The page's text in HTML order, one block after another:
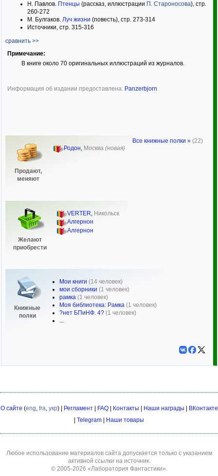
Н. Павлов. Птенцы (рассказ, иллюстрации П. Староносова), стр.
260-272
М. Булгаков. Луч жизни (повесть), стр. 273-314
Источники, стр. 315-316
сравнить >>
Примечание:
В книге около 70 оригинальных иллюстраций из журналов.
Информация об издании предоставлена: Panzerbjorn
Продают,
меняют
Родон, Москва (новая)
Желают
приобрести
VERTER, Никольск
Алгернон
Алгернон
Книжные
полки
Мои книги (14 человек)
мои сборники (1 человек)
рамка (1 человек)
Моя библиотека: Рамка (1 человек)
?нет БПиНФ. 4? (1 человек)
...
Все книжные полки » (22)
О сайте (eng, fra, укр) | Регламент| FAQ| Контакты Наши награды
ВКонтакте
Telegram Наши товары
Любое использование материалов сайта допускается только с указанием
активной ссылки на источник.
© 2005-2026 «Лаборатория Фантастики».